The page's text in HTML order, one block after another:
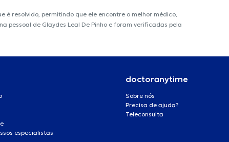
é resolvido, permitindo que ele encontre o melhor médico,
de Glaydes Leal De Pinho e foram verificadas pela
especialistas
doctoranytime
Sobre nós
Precisa de ajuda?
Teleconsulta